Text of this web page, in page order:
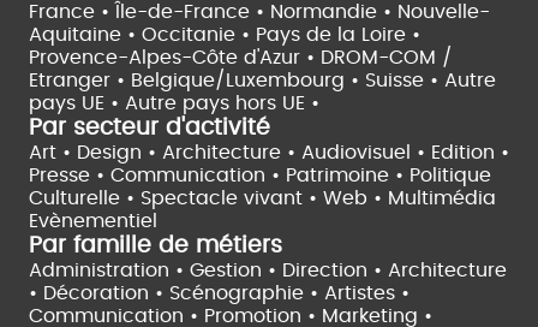
France •
Île-de-France • Normandie • Nouvelle-
Aquitaine • Occitanie • Pays de la Loire •
Provence-Alpes-Côte d'Azur • DROM-COM /
Etranger • Belgique/Luxembourg • Suisse • Autre
pays UE • Autre pays hors UE •
Par secteur d'activité
Art • Design • Architecture • Audiovisuel • Edition •
Presse • Communication • Patrimoine • Politique
Culturelle • Spectacle vivant • Web • Multimédia
Evènementiel
Par famille de métiers
Administration • Gestion • Direction • Architecture
• Décoration • Scénographie • Artistes •
Communication • Promotion • Marketing •